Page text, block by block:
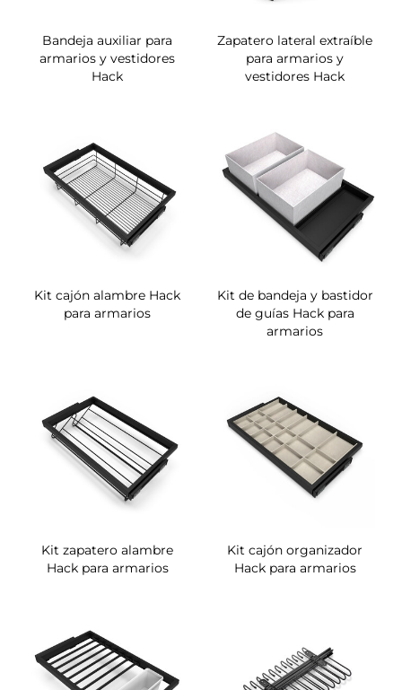
Bandeja auxiliar para
armarios y vestidores
Hack
Zapatero lateral extraíble
para armarios y
vestidores Hack
Kit cajón alambre Hack
para armarios
Kit de bandeja y bastidor
de guías Hack para
armarios
Kit zapatero alambre
Hack para armarios
Kit cajón organizador
Hack para armarios